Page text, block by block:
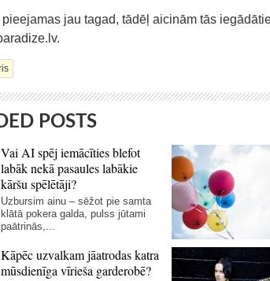
jau tagad, tādēļ aicinām tās
POSTS
Vai AI spēj iemācīties blefot
labāk nekā pasaules labākie
kāršu spēlētāji?
Uzbursim ainu – sēžot pie samta
klātā pokera galda, pulss jūtami
paātrinās,...
Kāpēc uzvalkam jāatrodas katra
mūsdienīga vīrieša garderobē?